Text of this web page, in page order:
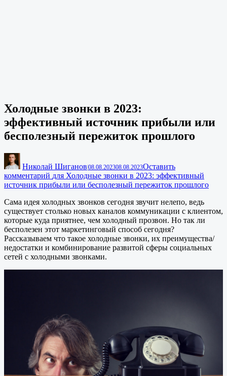
Холодные звонки в 2023:
эффективный источник прибыли или
бесполезный пережиток прошлого
Николай Шиганов|08.08.202308.08.2023Оставить
комментарий для Холодные звонки в 2023: эффективный
источник прибыли или бесполезный пережиток прошлого
Сама идея холодных звонков сегодня звучит нелепо, ведь
существует столько новых каналов коммуникации с клиентом,
которые куда приятнее, чем холодный прозвон. Но так ли
бесполезен этот маркетинговый способ сегодня?
Рассказываем что такое холодные звонки, их преимущества/
недостатки и комбинирование развитой сферы социальных
сетей с холодными звонками.